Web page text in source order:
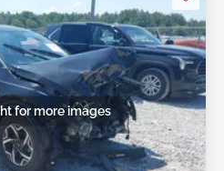
for more images